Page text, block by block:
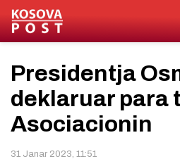
Presidentja
deklaruar para
Asociacionin
31 Janar 2023, 11:51